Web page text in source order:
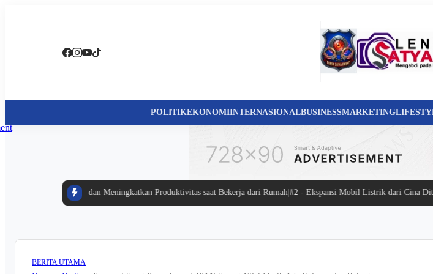
POLITIKEKONOMIINTERNASIONALBUSINESSMARKETING
Mengatur Waktu dan Meningkatkan Produktivitas saat Bekerja dari Rumah|#2 -Ekspansi Mobil Listrik dari Cina
BERITA UTAMA